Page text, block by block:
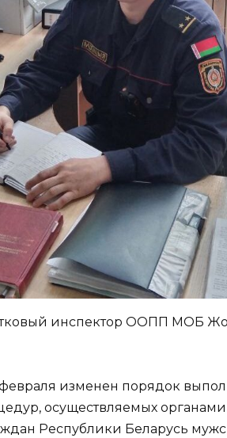
инспектор ООПП МОБ
февраля изменен порядок
осуществляемых
Республики Беларусь